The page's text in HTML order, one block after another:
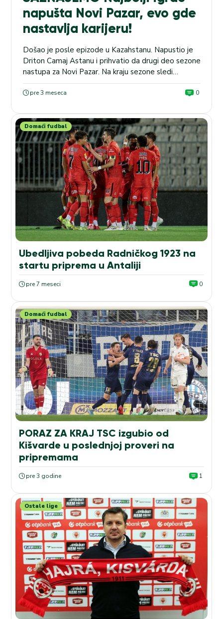
napušta Novi Pazar, evo gde
nastavlja karijeru!
Došao je posle epizode u Kazahstanu. Napustio je
Driton Camaj Astanu i prihvatio da drugi deo sezone
nastupa za Novi Pazar. Na kraju sezone sledi
rastanak i iskusni krilni napadač će preći u drugi klub.
Prema sazananjima MaxBet Sporta igrač je dobio
Poljske. Čeka se da krajem...
pre 3 meseca 0
Domaći fudbal
Ubedljiva pobeda Radničkog 1923 na
startu priprema u Antaliji
pre 7 meseci 0
Domaći fudbal
PORAZ ZA KRAJ TSC izgubio od
Kišvarde u poslednjoj proveri na
pripremama
pre 3 godine 1
Ostale lige